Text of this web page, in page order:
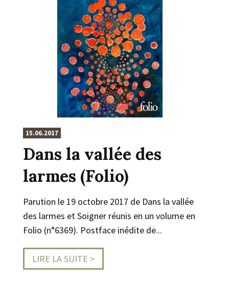
15.06.2017
Dans la vallée des
larmes (Folio)
Parution le 19 octobre 2017 de Dans la vallée
des larmes et Soigner réunis en un volume en
Folio (n°6369). Postface inédite de...
LIRE LA SUITE >